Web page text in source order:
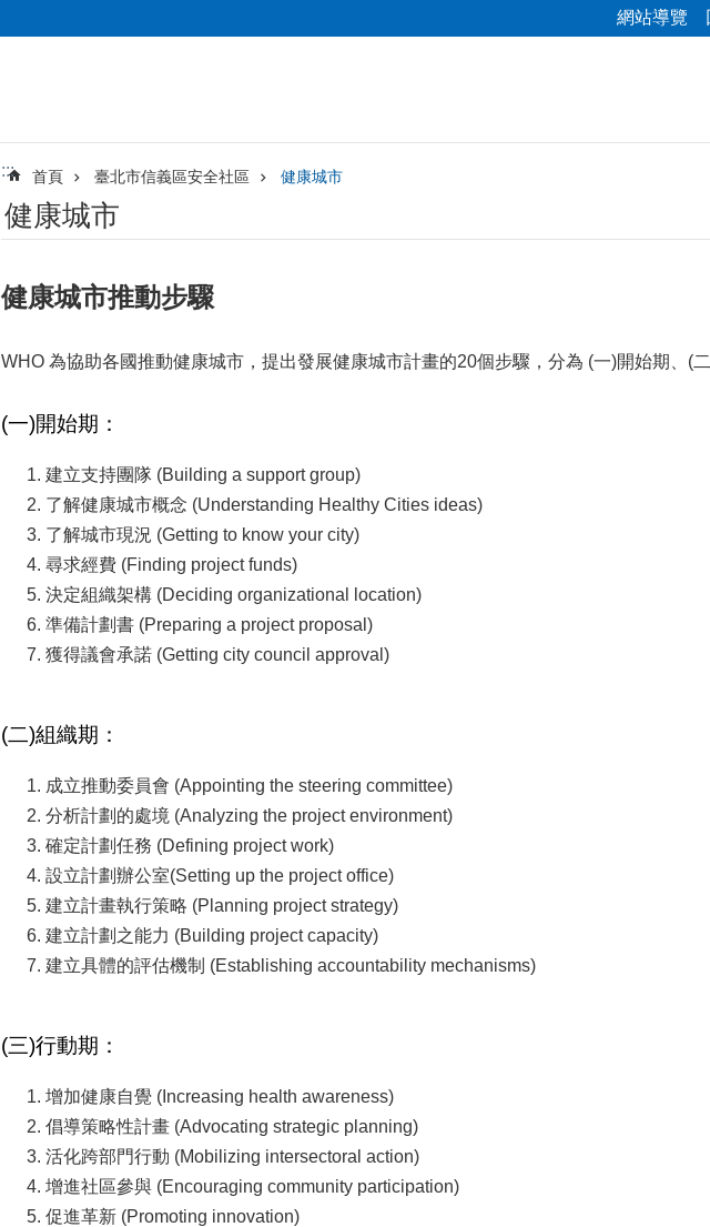
網站導覽
::: 首頁 臺北市信義區安全社區 健康城市
健康城市
健康城市推動步驟
WHO 為協助各國推動健康城市，提出發展健康城市計畫的20個步驟，分為 (一)開始期、(
(一)開始期：
建立支持團隊 (Building a support group)
了解健康城市概念 (Understanding Healthy Cities ideas)
了解城市現況 (Getting to know your city)
尋求經費 (Finding project funds)
決定組織架構 (Deciding organizational location)
準備計劃書 (Preparing a project proposal)
獲得議會承諾 (Getting city council approval)
(二)組織期：
成立推動委員會 (Appointing the steering committee)
分析計劃的處境 (Analyzing the project environment)
確定計劃任務 (Defining project work)
設立計劃辦公室(Setting up the project office)
建立計畫執行策略 (Planning project strategy)
建立計劃之能力 (Building project capacity)
建立具體的評估機制 (Establishing accountability mechanisms)
(三)行動期：
增加健康自覺 (Increasing health awareness)
倡導策略性計畫 (Advocating strategic planning)
活化跨部門行動 (Mobilizing intersectoral action)
增進社區參與 (Encouraging community participation)
促進革新 (Promoting innovation)